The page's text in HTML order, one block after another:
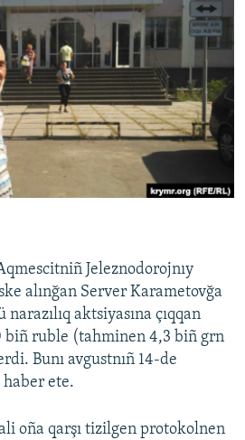
Jeleznodorojnıy
alınğan Server Karametovğa
aktsiyasına çıqqan
biñ ruble (tahminen 4,3 biñ grn
Bunı avgustnıñ 14-de
ete.
oña qarşı tizilgen protokolnen